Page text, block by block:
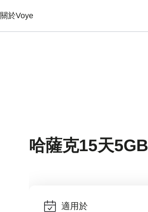
關於Voye
哈薩克15天5GB
適用於